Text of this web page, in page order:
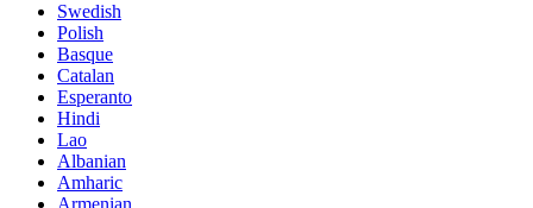
Swedish
Polish
Basque
Catalan
Esperanto
Hindi
Lao
Albanian
Amharic
Armenian